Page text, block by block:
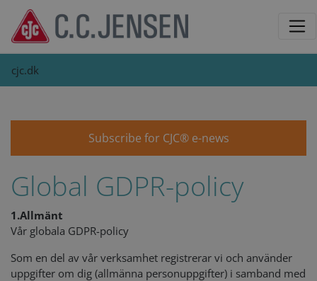
cjc.dk
Subscribe for CJC® e-news
Global GDPR-policy
1.Allmänt
Vår globala GDPR-policy
Som en del av vår verksamhet registrerar vi och använder
uppgifter om dig (allmänna personuppgifter) i samband med